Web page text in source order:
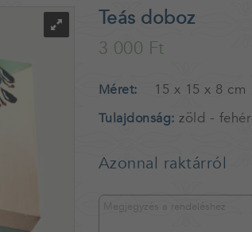
Teás doboz
3 000 Ft
Méret 15 x 15 x 8 cm
Tulajdonság zöld - fehér
Azonnal raktárról